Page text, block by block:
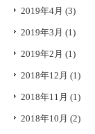
2019年4月 (3)
2019年3月 (1)
2019年2月 (1)
2018年12月 (1)
2018年11月 (1)
2018年10月 (2)